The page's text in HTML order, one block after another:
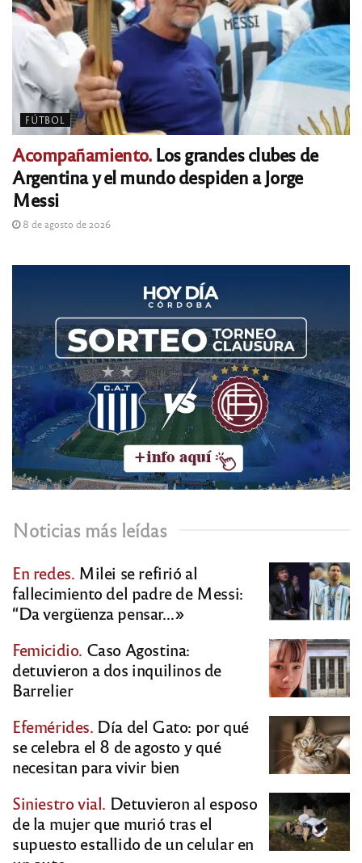
FÚTBOL
Acompañamiento.Los grandes clubes de
Argentina y el mundo despiden a Jorge
Messi
8 de agosto de 2026
Noticias más leídas
En redes. Milei se refirió al
fallecimiento del padre de Messi:
“Da vergüenza pensar…»
Femicidio. Caso Agostina:
detuvieron a dos inquilinos de
Barrelier
Efemérides. Día del Gato: por qué
se celebra el 8 de agosto y qué
necesitan para vivir bien
Siniestro vial. Detuvieron al esposo
de la mujer que murió tras el
supuesto estallido de un celular en